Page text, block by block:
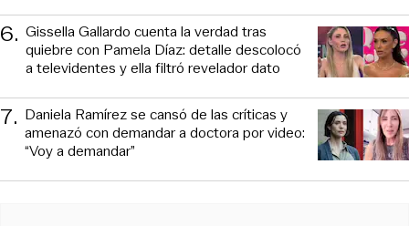
6. Gissella Gallardo cuenta la verdad tras
quiebre con Pamela Díaz: detalle descolocó
a televidentes y ella filtró revelador dato
7. Daniela Ramírez se cansó de las críticas y
amenazó con demandar a doctora por video:
“Voy a demandar”